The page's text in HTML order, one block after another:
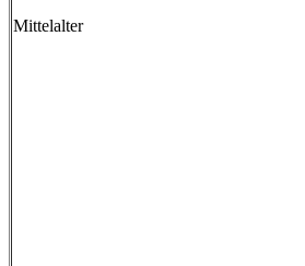
Mittelalter